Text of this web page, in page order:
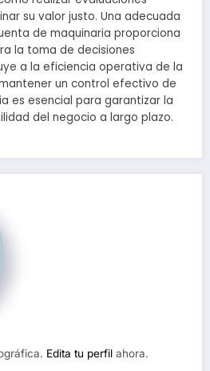
su valor justo. Una adecuada
de maquinaria proporciona
la toma de decisiones
a la eficiencia operativa de la
un control efectivo de
es esencial para garantizar la
del negocio a largo plazo.
Edita tu perfil ahora.